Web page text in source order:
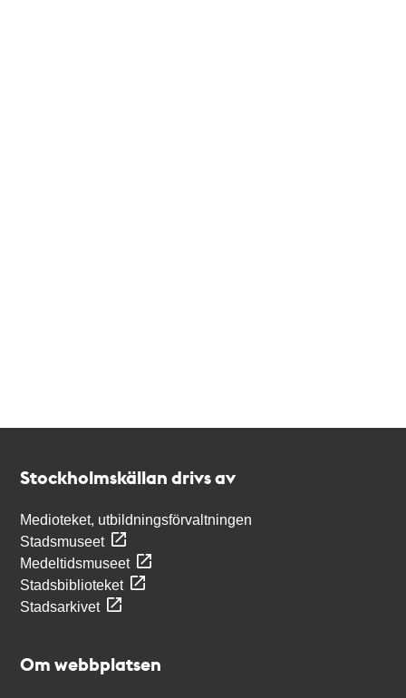
Stockholmskällan drivs av
Medioteket, utbildningsförvaltningen
Stadsmuseet
Medeltidsmuseet
Stadsbiblioteket
Stadsarkivet
Om webbplatsen